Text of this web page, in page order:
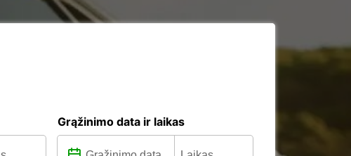
Grąžinimo data ir laikas